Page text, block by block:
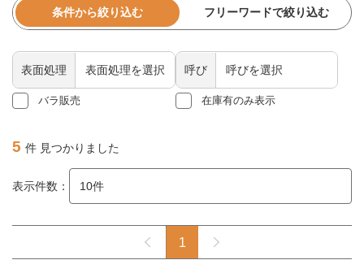
条件から絞り込む フリーワードで絞り込む
表面処理 呼び
バラ販売 在庫有のみ表示
5 件 見つかりました
表示件数：
1